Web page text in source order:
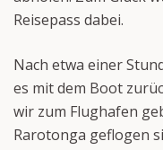
Reisepass dabei.
Nach etwa einer
es mit dem Boot
wir zum Flughafen
Rarotonga geflogen